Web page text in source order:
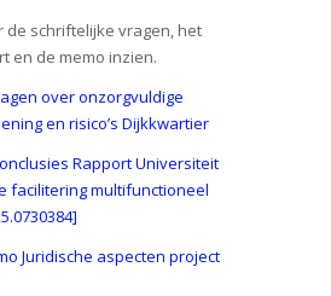
de schriftelijke vragen, het
en de memo inzien.
over onzorgvuldige
en risico’s Dijkkwartier
Rapport Universiteit
facilitering multifunctioneel
Juridische aspecten project